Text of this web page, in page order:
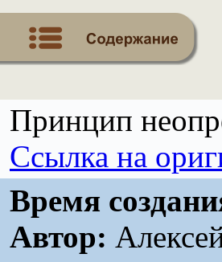
Принцип
Ссылка на
Время
Автор: